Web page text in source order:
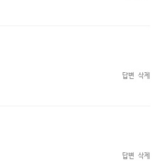
답변 삭제
답변 삭제